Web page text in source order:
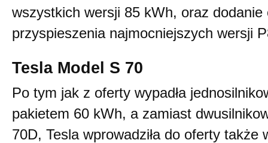
wszystkich wersji 85 kWh, oraz dodanie
przyspieszenia najmocniejszych wersji
Tesla Model S 70
Po tym jak z oferty wypadła
pakietem 60 kWh, a zamiast
70D, Tesla wprowadziła do oferty także